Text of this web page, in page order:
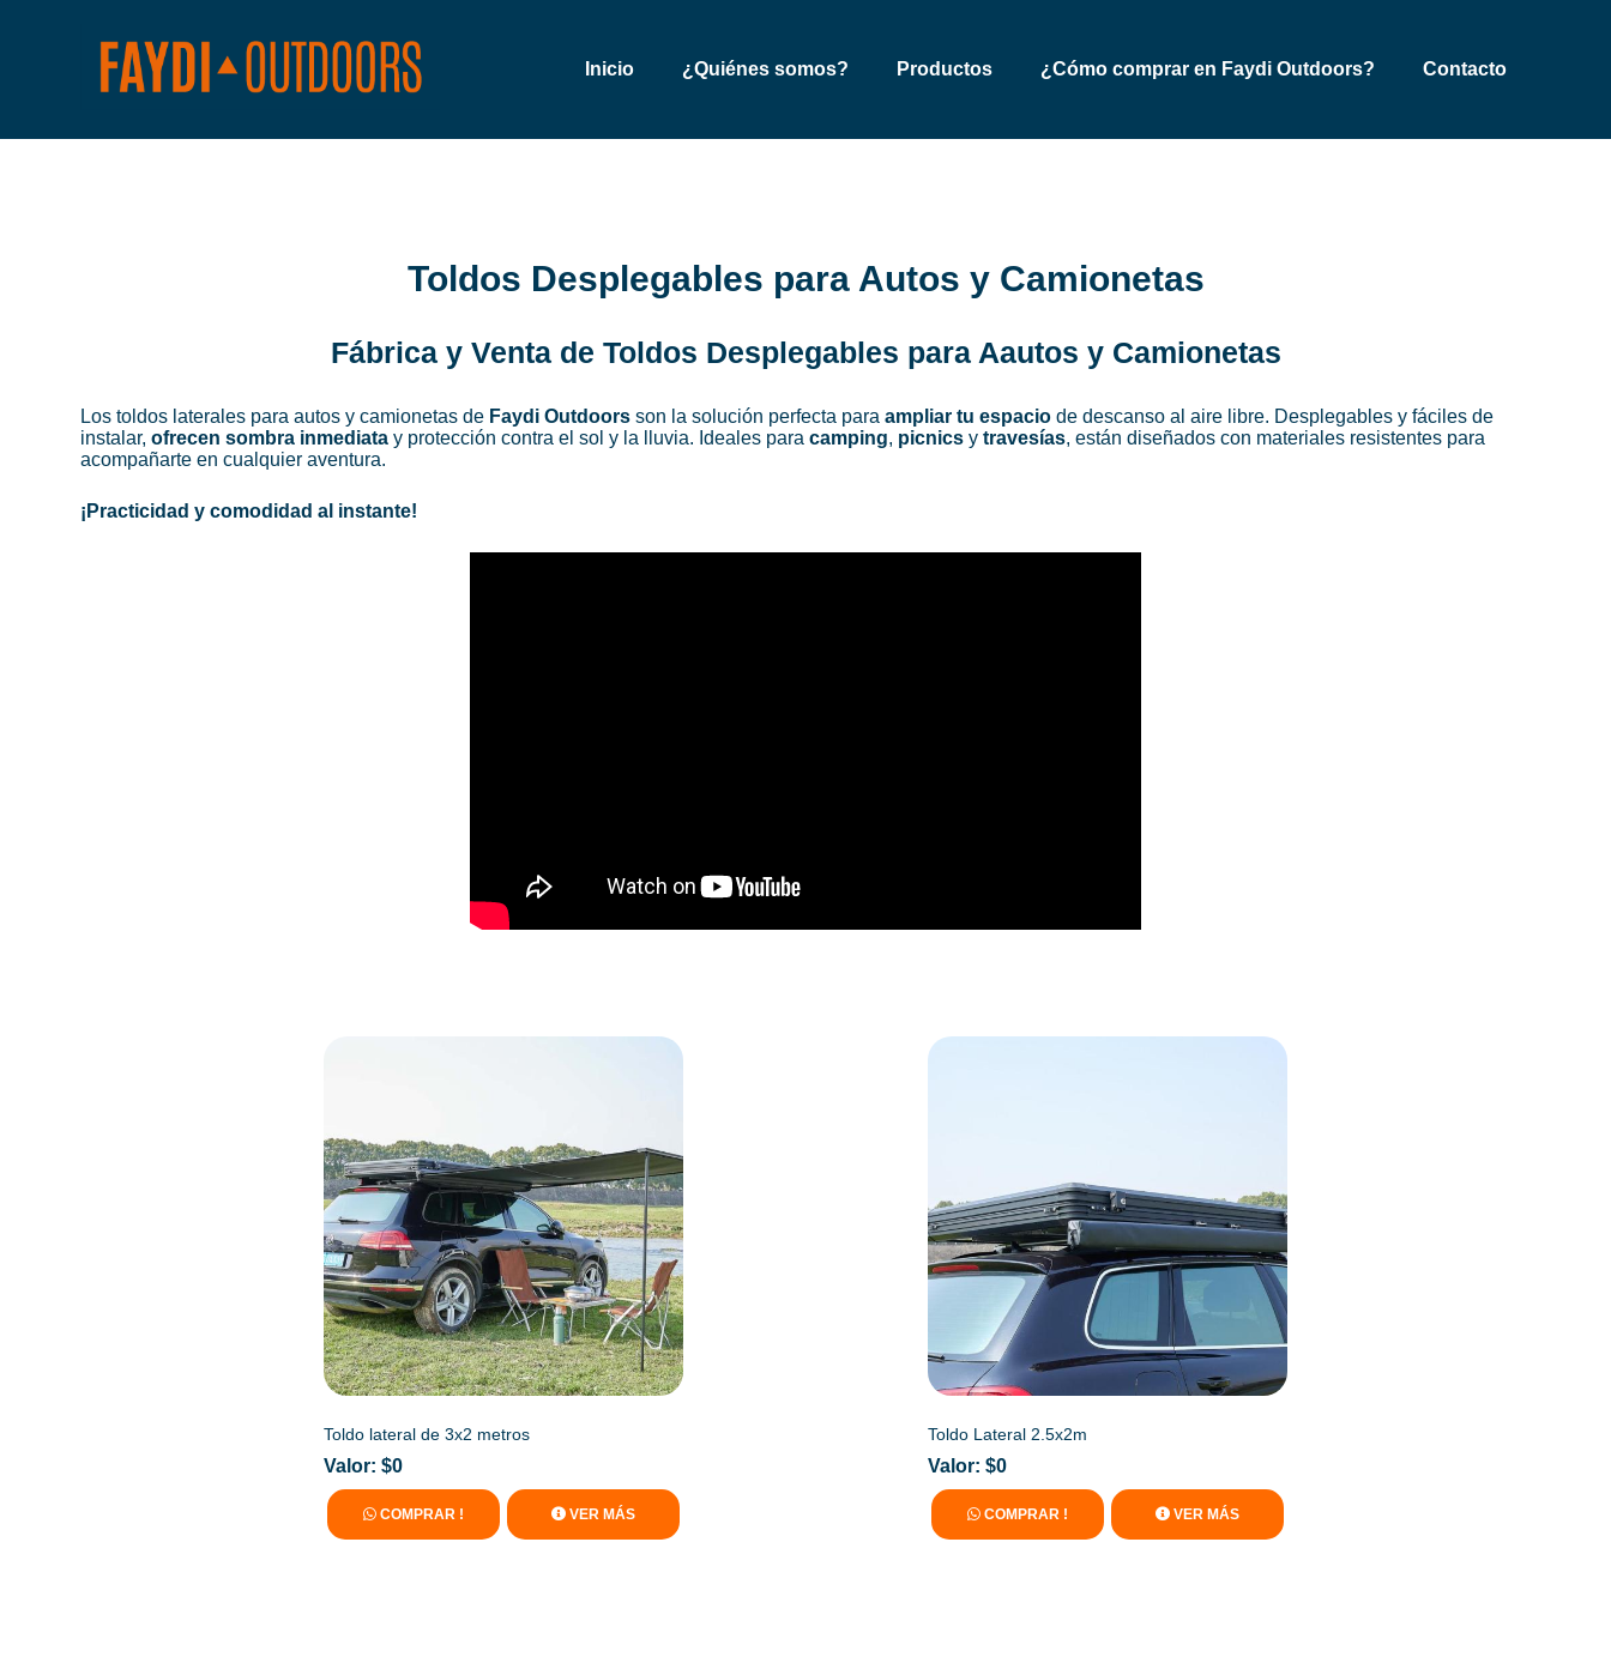
×
Contacto
Inicio ¿Quiénes somos? Productos ¿Cómo comprar en Faydi Outdoors? Contacto
Toldos Desplegables para Autos y Camionetas
Fábrica y Venta de Toldos Desplegables para Aautos y Camionetas
Los toldos laterales para autos y camionetas de Faydi Outdoors son la solución perfecta paraampliar tu espacio de descanso al aire libre. Desplegables y fáciles de
instalar,ofrecen sombra inmediata y protección contra el sol y la lluvia. Ideales paracamping, picnicsytravesías, están diseñados con materiales resistentes para
acompañarte en cualquier aventura.
¡Practicidad y comodidad al instante!
Toldo lateral de 3x2 metros
Valor: $0
COMPRAR ! VER MÁS
Toldo Lateral 2.5x2m
Valor: $0
COMPRAR ! VER MÁS